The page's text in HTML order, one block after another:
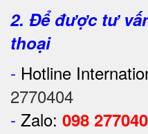
2. Để được tư
thoại
- Hotline
2770404
- Zalo: 098